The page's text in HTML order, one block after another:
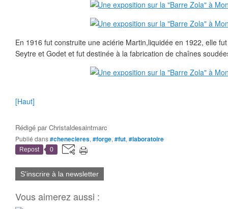
En 1916 fut construite une aciérie Martin,liquidée en 1922, elle
Seytre et Godet et fut destinée à la fabrication de chaînes
[Haut]
Rédigé parChristaldesaintmarc
Publié dans#chenecieres, #forge, #fut, #laboratoire
Repost 0
S'inscrire à la newsletter
Vous aimerez aussi :